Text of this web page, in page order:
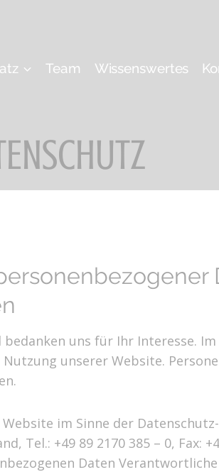
Team Wissenswertes
uns für Ihr Interesse.
unserer Website.
im Sinne der
Tel.: +49 89 2170 385 – 0, Fax:
Daten